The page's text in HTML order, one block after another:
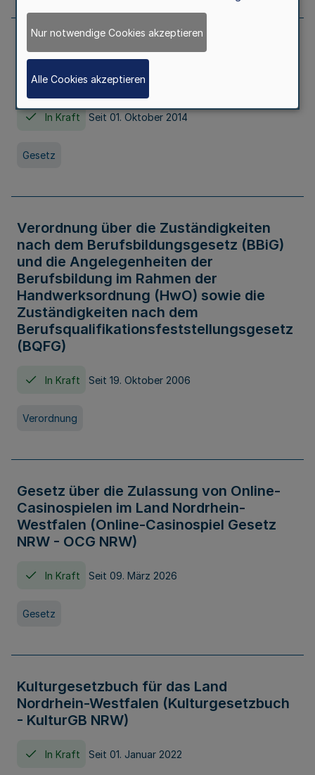
Gesetz über die Hochschulen des Landes
Nordrhein-Westfalen (Hochschulgesetz -
HG)
In Kraft Seit 01. Oktober 2014
Gesetz
Verordnung über die Zuständigkeiten
nach dem Berufsbildungsgesetz (BBiG)
und die Angelegenheiten der
Berufsbildung im Rahmen der
Handwerksordnung (HwO) sowie die
Zuständigkeiten nach dem
Berufsqualifikationsfeststellungsgesetz
(BQFG)
In Kraft Seit 19. Oktober 2006
Verordnung
Gesetz über die Zulassung von Online-
Casinospielen im Land Nordrhein-
Westfalen (Online-Casinospiel Gesetz
NRW - OCG NRW)
In Kraft Seit 09. März 2026
Gesetz
Kulturgesetzbuch für das Land
Nordrhein-Westfalen (Kulturgesetzbuch
- KulturGB NRW)
In Kraft Seit 01. Januar 2022
Nur notwendige Cookies akzeptieren
Alle Cookies akzeptieren